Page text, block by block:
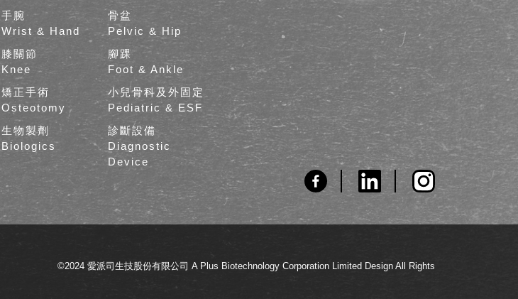
手腕
Wrist & Hand
骨盆
Pelvic & Hip
膝關節
Knee
腳踝
Foot & Ankle
矯正手術
Osteotomy
小兒骨科及外固定
Pediatric & ESF
生物製劑
Biologics
診斷設備
Diagnostic
Device
©2024 愛派司生技股份有限公司 A Plus Biotechnology Corporation Limited Design All Rights